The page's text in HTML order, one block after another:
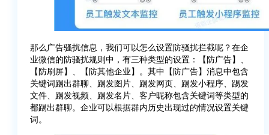
那么广告骚扰信息，我们可以怎么设置防骚扰拦截呢？在企
业微信的防骚扰规则中，有三种类型的设置：【防广告】、
【防刷屏】、【防其他企业】。其中【防广告】消息中包含
关键词踢出群聊、踢发图片、踢发网页、踢发小程序、踢发
文件、踢发视频、踢发名片、客户昵称包含关键词等类型的
都踢出群聊。企业可以根据群内历史出现过的情况设置关键
词。